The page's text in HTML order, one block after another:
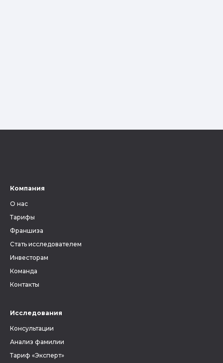
Компания
О нас
Тарифы
Франшиза
Стать исследователем
Инвесторам
Команда
Контакты
Исследования
Консультации
Анализ фамилии
Тариф «Эксперт»